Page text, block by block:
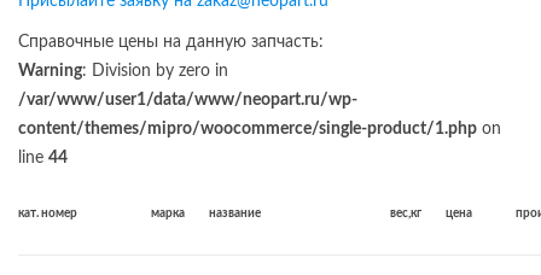
Справочные цены на данную запчасть:
Warning: Division by zero in
/var/www/user1/data/www/neopart.ru/wp-
content/themes/mipro/woocommerce/single-product/1.php on
line 44
кат. номер марка название вес,кг цена